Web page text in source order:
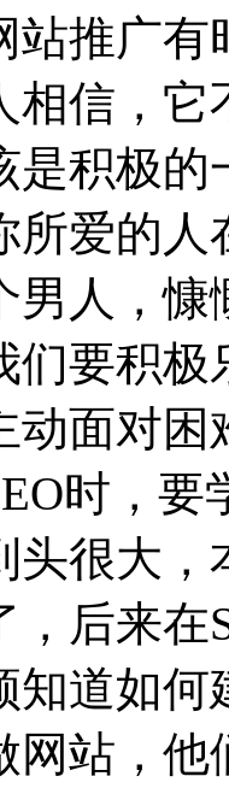
站推广有
相信，它
是积极的
所爱的人
男人，慷
们要积极
动面对困
时，
头很大，
，后来在
知道如何
网站，他